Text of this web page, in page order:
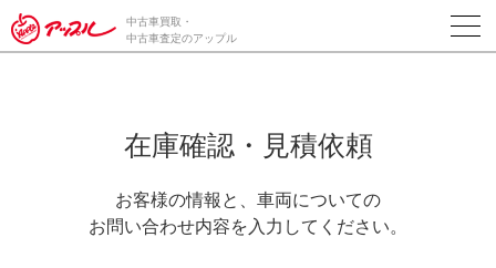
中古車買取・
中古車査定のアップル
在庫確認・見積依頼
お客様の情報と、車両についての
お問い合わせ内容を入力してください。